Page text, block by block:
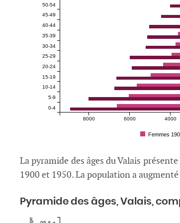
50-54
45-49
40-44
35-39
30-34
25-29
20-24
15-19
10-14
5-9
0-4
8000 6000 4000
Femmes
La pyramide des âges du Valais
1900 et 1950. La population a
Pyramide des âges, Valais,